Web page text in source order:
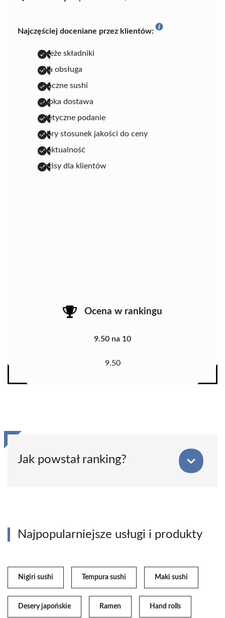
Najczęściej doceniane przez klientów:
świeże składniki
miła obsługa
smaczne sushi
szybka dostawa
estetyczne podanie
dobry stosunek jakości do ceny
punktualność
gratisy dla klientów
Ocena w rankingu
9.50 na 10
9.50
Jak powstał ranking?
Najpopularniejsze usługi i produkty
Nigiri sushi Tempura sushi Maki sushi
Desery japońskie Ramen Hand rolls